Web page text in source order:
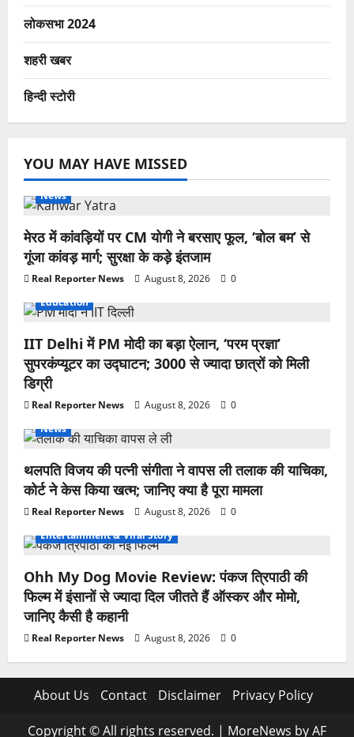
लोकसभा 2024
शहरी खबर
हिन्दी स्टोरी
YOU MAY HAVE MISSED
News
मेरठ में कांवड़ियों पर CM योगी ने बरसाए फूल, ‘बोल बम’ से
गूंजा कांवड़ मार्ग; सुरक्षा के कड़े इंतजाम
Real Reporter News August 8, 2026
0
Education
IIT Delhi में PM मोदी का बड़ा ऐलान, ‘परम प्रज्ञा’
सुपरकंप्यूटर का उद्घाटन; 3000 से ज्यादा छात्रों को मिली
डिग्री
Real Reporter News August 8, 2026
0
News
थलपति विजय की पत्नी संगीता ने वापस ली तलाक की याचिका,
कोर्ट ने केस किया खत्म; जानिए क्या है पूरा मामला
Real Reporter News August 8, 2026
0
Entertainment & Viral Story
Ohh My Dog Movie Review: पंकज त्रिपाठी की
फिल्म में इंसानों से ज्यादा दिल जीतते हैं ऑस्कर और मोमो,
जानिए कैसी है कहानी
Real Reporter News August 8, 2026 0
About Us Contact Disclaimer Privacy Policy
Copyright © All rights reserved. | MoreNews by AF